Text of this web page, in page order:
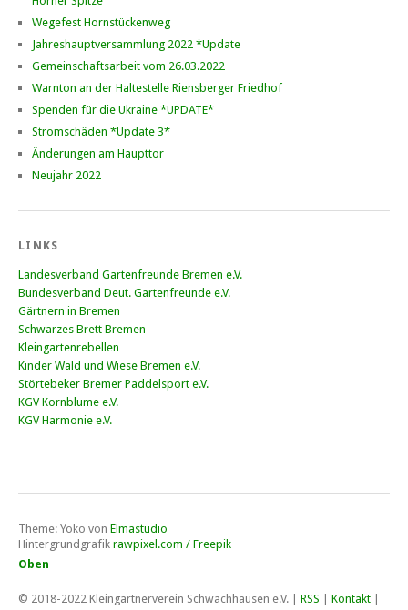
Wegefest Hornstückenweg
Jahreshauptversammlung 2022 *Update
Gemeinschaftsarbeit vom 26.03.2022
Warnton an der Haltestelle Riensberger Friedhof
Spenden für die Ukraine *UPDATE*
Stromschäden *Update 3*
Änderungen am Haupttor
Neujahr 2022
LINKS
Landesverband Gartenfreunde Bremen e.V.
Bundesverband Deut. Gartenfreunde e.V.
Gärtnern in Bremen
Schwarzes Brett Bremen
Kleingartenrebellen
Kinder Wald und Wiese Bremen e.V.
Störtebeker Bremer Paddelsport e.V.
KGV Kornblume e.V.
KGV Harmonie e.V.
Theme: Yoko von Elmastudio
Hintergrundgrafik rawpixel.com / Freepik
Oben
© 2018-2022 Kleingärtnerverein Schwachhausen e.V. | RSS Kontakt